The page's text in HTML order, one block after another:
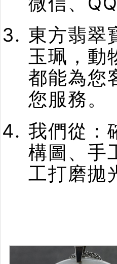
東方翡翠
玉珮，動
都能為您
您服務。
我們從：
構圖、手
工打磨拋